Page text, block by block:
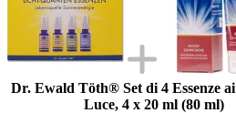
Dr. Ewald Töth® Set di 4 Essenze
Luce, 4 x 20 ml (80 ml)